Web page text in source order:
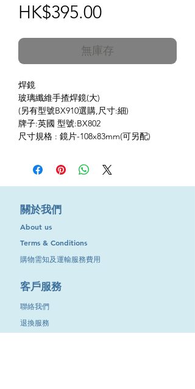
HK$395.00價
格
無庫存
焊鏡
玻璃纖維手揸焊鏡(大)
(另有型號BX910選購,尺寸:細)
牌子:英國 型號:​BX802
尺寸規格 : 鏡片-108x83mm(可另配)
​關於我們
About us
Terms & Conditions
購物需知及運輸服務費用
​客戶服務
聯絡我們
退換服務